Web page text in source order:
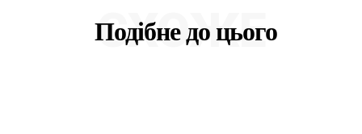
Подібне до цього
СХОЖЕ